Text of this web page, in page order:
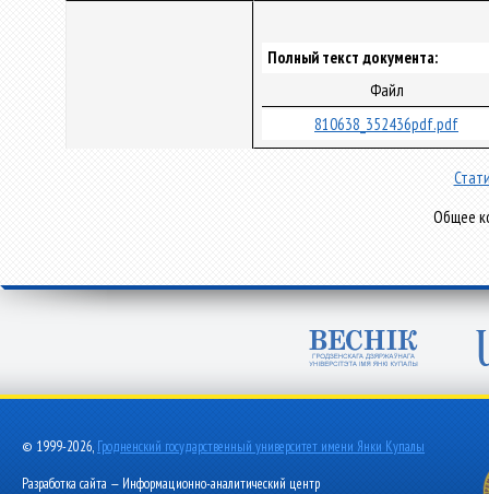
Полный текст документа:
Файл
810638_352436pdf.pdf
Общее
© 1999-2026, Гродненский государственный университет имени Янки Купалы
Разработка сайта — Информационно-аналитический центр